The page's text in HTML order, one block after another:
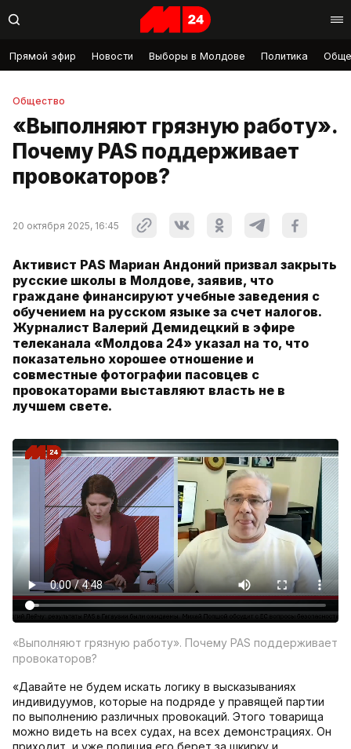
Прямой эфир Новости Выборы в Молдове Политика
Общество
«Выполняют грязную работу».
Почему PAS поддерживает
провокаторов?
20 октября 2025, 16:45
Активист PAS Мариан Андоний призвал закрыть
русские школы в Молдове, заявив, что
граждане финансируют учебные заведения с
обучением на русском языке за счет налогов.
Журналист Валерий Демидецкий в эфире
телеканала «Молдова 24» указал на то, что
показательно хорошее отношение и
совместные фотографии пасовцев с
провокаторами выставляют власть не в
лучшем свете.
«Выполняют грязную работу». Почему PAS поддерживает
провокаторов?
«Давайте не будем искать логику в высказываниях
индивидуумов, которые на подряде у правящей партии
по выполнению различных провокаций. Этого товарища
можно видеть на всех судах, на всех демонстрациях. Он